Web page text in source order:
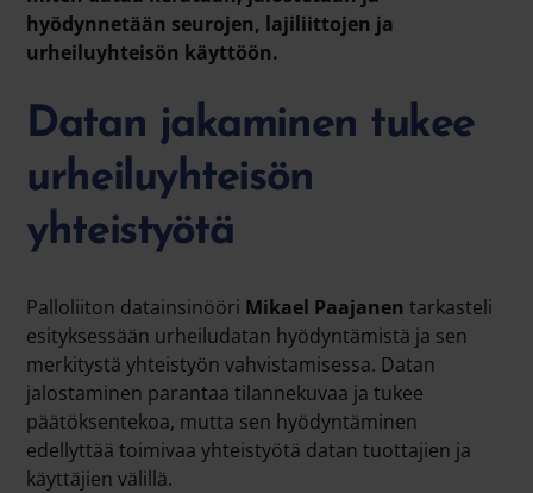
hyödynnetään seurojen, lajiliittojen ja
urheiluyhteisön käyttöön.
Datan jakaminen tukee
urheiluyhteisön
yhteistyötä
Palloliiton datainsinööri Mikael Paajanen tarkasteli
esityksessään urheiludatan hyödyntämistä ja sen
merkitystä yhteistyön vahvistamisessa. Datan
jalostaminen parantaa tilannekuvaa ja tukee
päätöksentekoa, mutta sen hyödyntäminen
edellyttää toimivaa yhteistyötä datan tuottajien ja
käyttäjien välillä.